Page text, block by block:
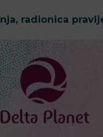
radionica